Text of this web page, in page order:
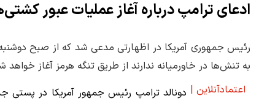
ادعای ترامپ درباره آغاز عملیات عبور
رئیس جمهوری آمریکا در اظهارتی مدعی شد که از صبح
به تنش‌ها در خاورمیانه ندارند از طریق تنگه هرمز آغاز خواهد
اعتمادآنلاین | دونالد ترامپ رئیس جمهور آمریکا در پستی